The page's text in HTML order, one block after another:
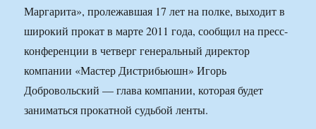
Маргарита», пролежавшая 17 лет на полке, выходит в
широкий прокат в марте 2011 года, сообщил на пресс-
конференции в четверг генеральный директор
компании «Мастер Дистрибьюшн» Игорь
Добровольский — глава компании, которая будет
заниматься прокатной судьбой ленты.